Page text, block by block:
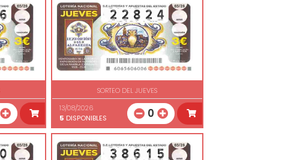
SORTEO DEL JUEVES
13/08/2026
5 DISPONIBLES 0